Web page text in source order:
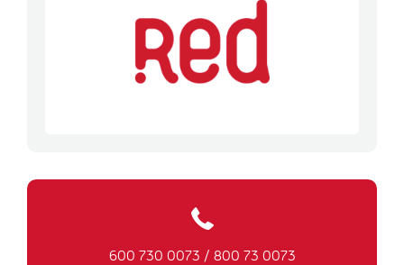
600 730 0073 / 800 73 0073